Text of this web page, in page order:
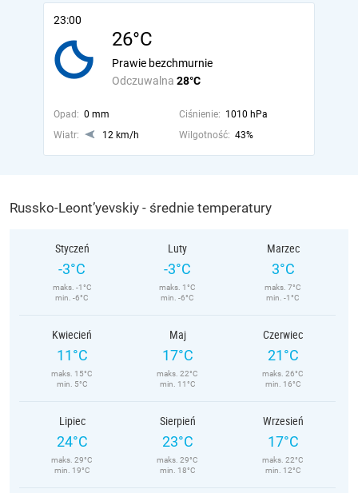
23:00
26°C
Odczuwalna 28°C
Prawie bezchmurnie
Opad: 0 mm Ciśnienie: 1010 hPa
Wiatr:
12 km/h Wilgotność: 43%
Russko-Leont’yevskiy - średnie temperatury
Styczeń
-3°C
maks. -1°C
min. -6°C
Luty
-3°C
maks. 1°C
min. -6°C
Marzec
3°C
maks. 7°C
min. -1°C
Kwiecień
11°C
maks. 15°C
min. 5°C
Maj
17°C
maks. 22°C
min. 11°C
Czerwiec
21°C
maks. 26°C
min. 16°C
Lipiec
24°C
maks. 29°C
min. 19°C
Sierpień
23°C
maks. 29°C
min. 18°C
Wrzesień
17°C
maks. 22°C
min. 12°C